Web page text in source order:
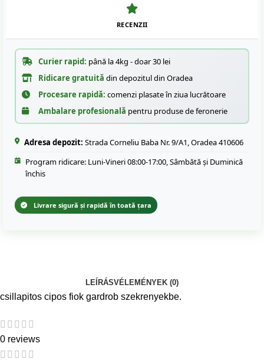
RECENZII
Curier rapid: până la 4kg - doar 30 lei
Ridicare gratuită din depozitul din Oradea
Procesare rapidă: comenzi plasate în ziua lucrătoare
Ambalare profesională pentru produse de feronerie
Adresa depozit: Strada Corneliu Baba Nr. 9/A1, Oradea 410606
Program ridicare: Luni-Vineri 08:00-17:00, Sâmbătă și Duminică
închis
Livrare sigură și rapidă în toată țara
LEÍRÁSVÉLEMÉNYEK (0)
csillapitos cipos fiok gardrob szekrenyekbe.
0 reviews